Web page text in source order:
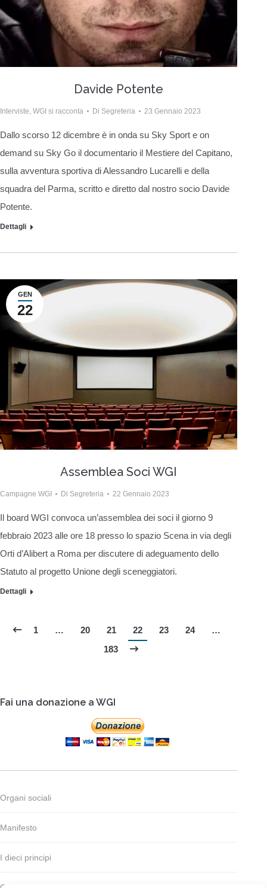
Davide Potente
Interviste, WGI si racconta Di Segreteria 23 Gennaio 2023
Dallo scorso 12 dicembre è in onda su Sky Sport e on
demand su Sky Go il documentario il Mestiere del Capitano,
sulla avventura sportiva di Alessandro Lucarelli e della
squadra del Parma, scritto e diretto dal nostro socio Davide
Potente.
Dettagli
GEN
22
Assemblea Soci WGI
Campagne WGI Di Segreteria 22 Gennaio 2023
Il board WGI convoca un’assemblea dei soci il giorno 9
febbraio 2023 alle ore 18 presso lo spazio Scena in via degli
Orti d’Alibert a Roma per discutere di adeguamento dello
Statuto al progetto Unione degli sceneggiatori.
Dettagli
1 … 20 21 22 23 24
…
183
Fai una donazione a WGI
Organi sociali
Manifesto
I dieci principi